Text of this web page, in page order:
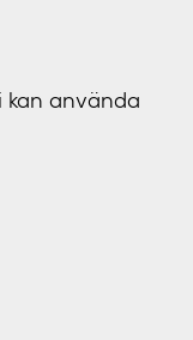
använda